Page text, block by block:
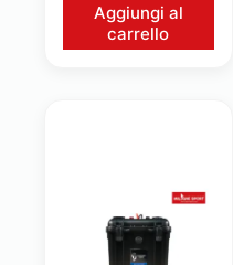
Aggiungi al
carrello